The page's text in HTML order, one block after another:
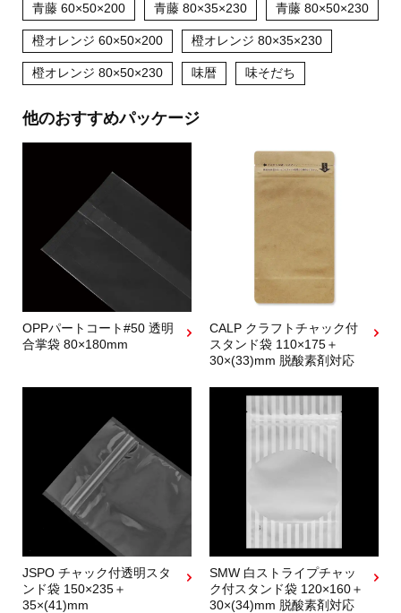
青藤 60×50×200 青藤 80×35×230 青藤 80×50×230
橙オレンジ 60×50×200 橙オレンジ 80×35×230
橙オレンジ 80×50×230 味暦 味そだち
他のおすすめパッケージ
OPPパートコート#50 透明
合掌袋 80×180mm
CALP クラフトチャック付
スタンド袋 110×175＋
30×(33)mm 脱酸素剤対応
JSPO チャック付透明スタ
ンド袋 150×235＋
35×(41)mm
SMW 白ストライプチャッ
ク付スタンド袋 120×160＋
30×(34)mm 脱酸素剤対応